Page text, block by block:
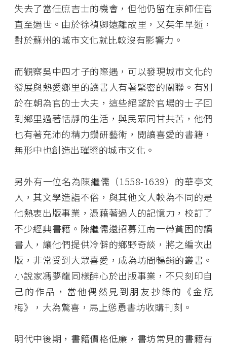
失去了當任庶吉士的機會，但他仍留在京師任官
直至過世。由於徐禎卿遠離故里，又英年早逝，
對於蘇州的城市文化就比較沒有影響力。
而觀察吳中四才子的際遇，可以發現城市文化的
發展與熱愛鄉里的讀書人有著緊密的關聯。有別
於在朝為官的士大夫，這些絕望於官場的士子回
到鄉里過著恬靜的生活，與民眾同甘共苦，他們
也有著充沛的精力鑽研藝術，閱讀喜愛的書籍，
無形中也創造出璀璨的城市文化。
另外有一位名為陳繼儒（1558-1639）的華亭文
人，其文學造詣不俗，與其他文人較為不同的是
他熱衷出版事業，憑藉著過人的記憶力，校訂了
不少經典書籍。陳繼儒還招募江南一帶貧困的讀
書人，讓他們提供冷僻的鄉野奇談，將之編次出
版，非常受到大眾喜愛，成為坊間暢銷的叢書。
小說家馮夢龍同樣醉心於出版事業，不只刻印自
己的作品，當他偶然見到朋友抄錄的《金瓶
梅》，大為驚喜，馬上慫恿書坊收購刊刻。
明代中後期，書籍價格低廉，書坊常見的書籍有